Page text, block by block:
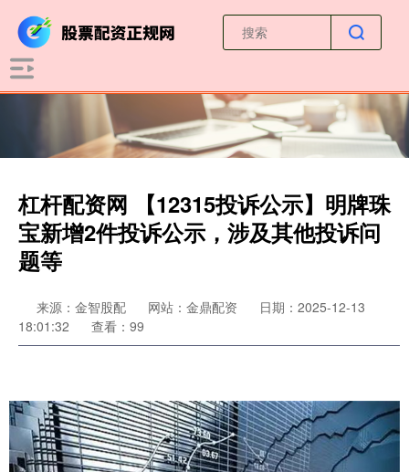
杠杆配资网 【12315投诉公示】明牌珠
宝新增2件投诉公示，涉及其他投诉问
题等
来源：金智股配 网站：金鼎配资
日期：2025-12-13
18:01:32
查看：99